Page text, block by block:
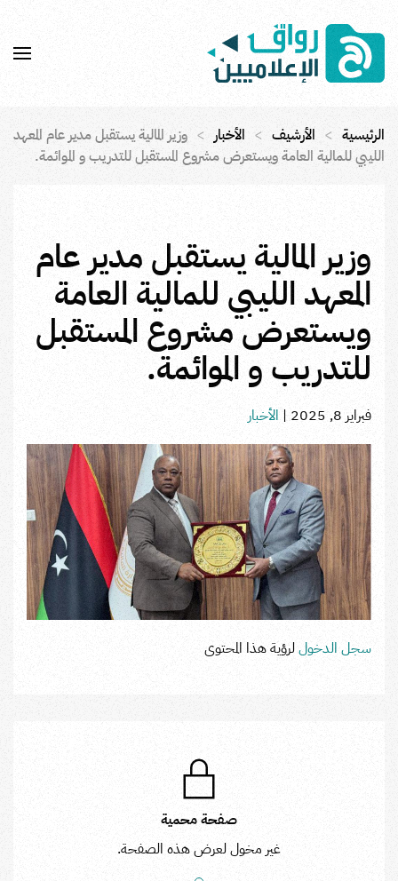
Skip to main content
الرئيسية الأرشيف الأخبار
وزير المالية يستقبل مدير عام المعهد
الليبي للمالية العامة ويستعرض مشروع المستقبل للتدريب و الموائمة.
وزير المالية يستقبل مدير عام
المعهد الليبي للمالية العامة
ويستعرض مشروع المستقبل
للتدريب و الموائمة.
فبراير 8, 2025 | الأخبار
سجل الدخوللرؤية هذا المحتوى
صفحة محمية
غير مخول لعرض هذه الصفحة.